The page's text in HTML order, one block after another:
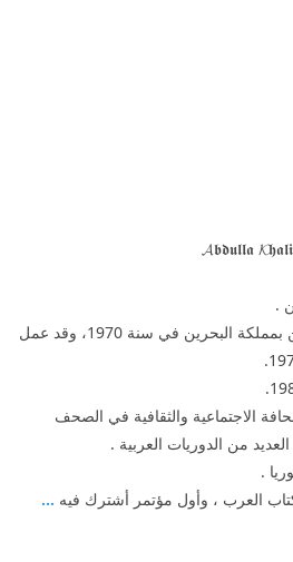
𝓐𝖇𝖉𝖚𝖑𝖑𝖆
.
◈ خريج المعهد العالي للمعلمين بمملكة البحرين في سنة 1970، وقد عمل
1981 في الصحافة الاجتماعية والثقافية في الصحف
من الدوريات العربية .
.
العرب ، وأول مؤتمر أشترك فيه ...